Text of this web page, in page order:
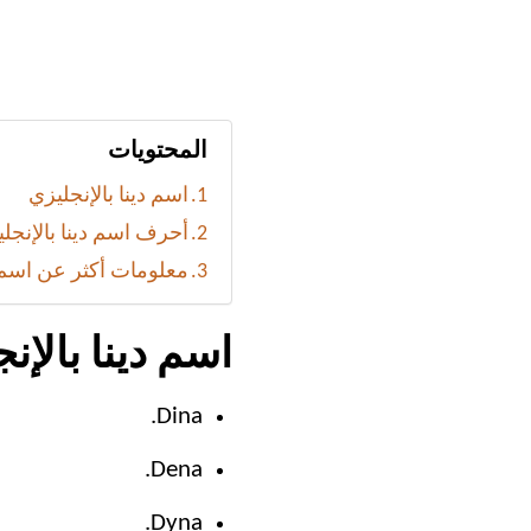
المحتويات
اسم دينا بالإنجليزي
أحرف اسم دينا
معلومات أكثر عن اسم
اسم دينا
Dina.
Dena.
Dyna.